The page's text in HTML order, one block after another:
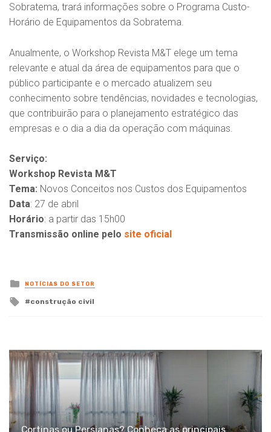
Sobratema, trará informações sobre o Programa Custo-
Horário de Equipamentos da Sobratema.
Anualmente, o Workshop Revista M&T elege um tema
relevante e atual da área de equipamentos para que o
público participante e o mercado atualizem seu
conhecimento sobre tendências, novidades e tecnologias,
que contribuirão para o planejamento estratégico das
empresas e o dia a dia da operação com máquinas.
Serviço:
Workshop Revista M&T
Tema: Novos Conceitos nos Custos dos Equipamentos
Data: 27 de abril
Horário: a partir das 15h00
Transmissão online pelo site oficial
Posted
in
NOTÍCIAS DO SETOR
Tagged
construção civil
Cortinas ou Persianas? Conheça as principais